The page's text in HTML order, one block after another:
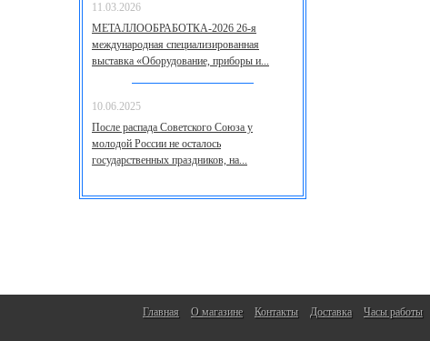
11.03.2026
МЕТАЛЛООБРАБОТКА-2026 26-я
международная специализированная
выставка «Оборудование, приборы и...
10.06.2025
После распада Советского Союза у
молодой России не осталось
государственных праздников, на...
Главная О магазине Контакты Доставка Часы работы